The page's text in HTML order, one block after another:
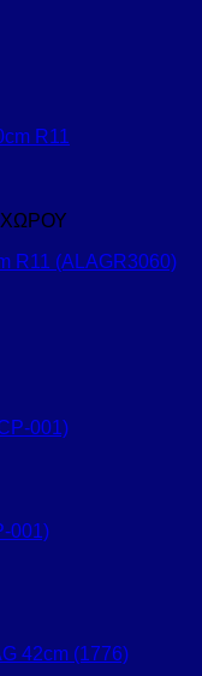
R11 (ALAGR3060)
001)